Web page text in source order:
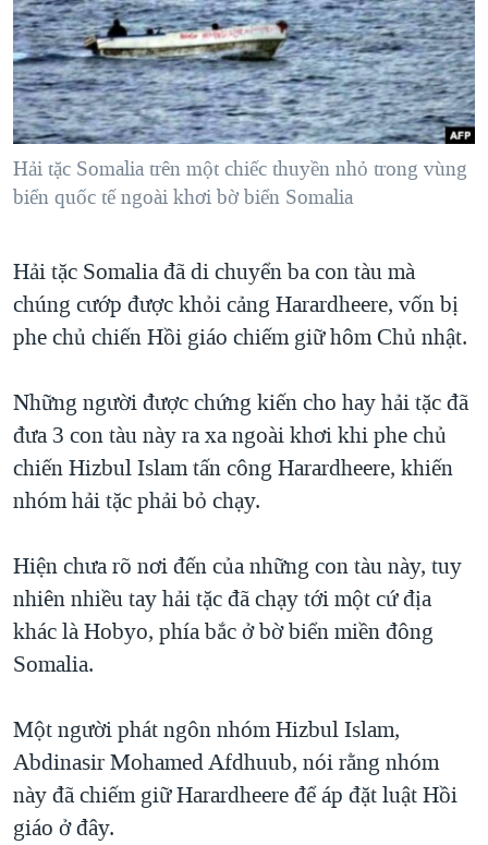
"Tìm"NGƯỜI VIỆT HẢI NGOẠI
ĐỜI SỐNG
KINH TẾ
KHOA HỌC
SỨC KHOẺ
GIÁO DỤC
TẠI
HÀNH TRÌNH BẦU CỬ 2024
MỘT NĂM CHIẾN TRANH TẠI DẢI GAZA
GIẢI MÃ VÀNH ĐAI & CON ĐƯỜNG
NGÀY TỊ NẠN THẾ GIỚI
TRỊNH VĨNH BÌNH - NGƯỜI HẠ 'BÊN THẮNG CUỘC'
CHI PHÍ CHIẾN TRANH AFGHANISTAN
CÁC GIÁ TRỊ CỘNG HÒA Ở VIỆT NAM
TRỊNH VĨNH BÌNH VS. CHÍNH PHỦ VIỆT NAM
NGƯ DÂN VIỆT VÀ LÀN SÓNG TRỘM HẢI SÂM
BÊN KIA QUỐC LỘ: TIẾNG VỌNG TỪ NÔNG THÔN MỸ
QUAN HỆ VIỆT MỸ
VIDEO
NGHE
MẠNG XÃ HỘI
Hải tặc Somalia trên một chiếc thuyền nhỏ trong vùng
biển quốc tế ngoài khơi bờ biển Somalia
Hải tặc Somalia đã di chuyển ba con tàu mà
chúng cướp được khỏi cảng Harardheere, vốn bị
phe chủ chiến Hồi giáo chiếm giữ hôm Chủ nhật.
Những người được chứng kiến cho hay hải tặc đã
đưa 3 con tàu này ra xa ngoài khơi khi phe chủ
chiến Hizbul Islam tấn công Harardheere, khiến
nhóm hải tặc phải bỏ chạy.
Hiện chưa rõ nơi đến của những con tàu này, tuy
nhiên nhiều tay hải tặc đã chạy tới một cứ địa
khác là Hobyo, phía bắc ở bờ biển miền đông
Somalia.
Một người phát ngôn nhóm Hizbul Islam,
Abdinasir Mohamed Afdhuub, nói rằng nhóm
này đã chiếm giữ Harardheere để áp đặt luật Hồi
giáo ở đây.